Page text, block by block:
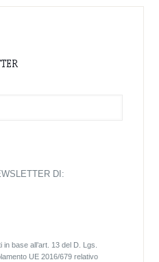
DI:
base all’art. 13 del D. Lgs.
UE 2016/679 relativo